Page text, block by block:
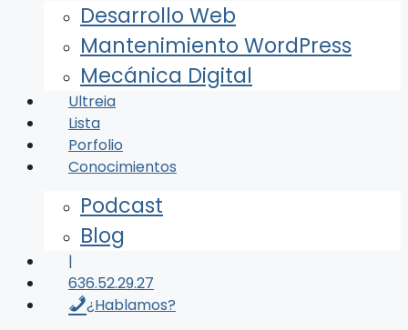
Desarrollo Web
Mantenimiento WordPress
Mecánica Digital
Ultreia
Lista
Porfolio
Conocimientos
Podcast
Blog
|
636.52.29.27
¿Hablamos?